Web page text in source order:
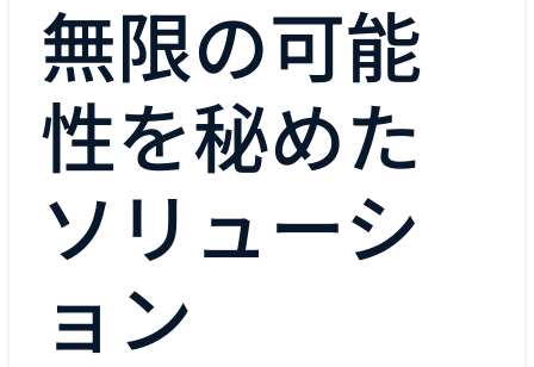
無限の可能
性を秘めた
ソリューシ
ョン